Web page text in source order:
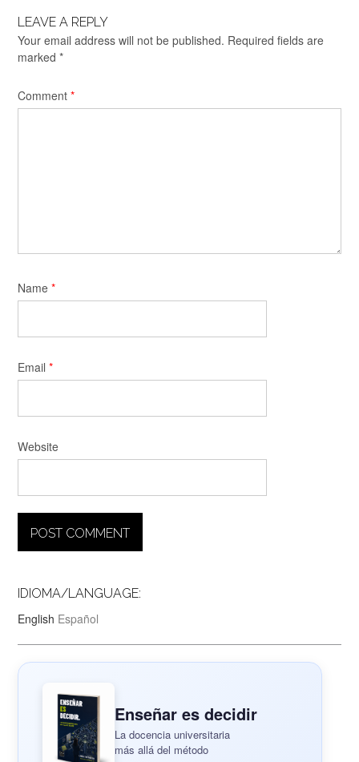
LEAVE A REPLY
Your email address will not be published. Required fields are
marked *
Comment *
Name *
Email *
Website
IDIOMA/LANGUAGE:
English Español
Enseñar es decidir
La docencia universitaria
más allá del método